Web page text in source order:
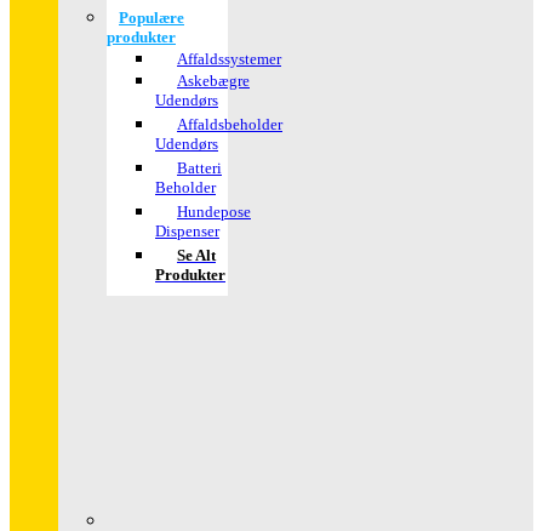
Populære
produkter
Affaldssystemer
Askebægre
Udendørs
Affaldsbeholder
Udendørs
Batteri
Beholder
Hundepose
Dispenser
Se Alt
Produkter